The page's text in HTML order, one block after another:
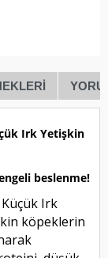
Irk Yetişkin
beslenme!
Irk
köpeklerin